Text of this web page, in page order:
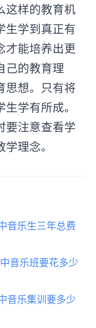
这样的教育机
生学到真正有
才能培养出更
己的教育理
思想。只有将
学有所成。
要注意查看学
理念。
音乐生三年总费
音乐班要花多少
音乐集训要多少